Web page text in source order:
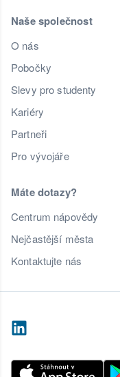
Naše společnost
O nás
Pobočky
Slevy pro studenty
Kariéry
Partneři
Pro vývojáře
Máte dotazy?
Centrum nápovědy
Nejčastější města
Kontaktujte nás